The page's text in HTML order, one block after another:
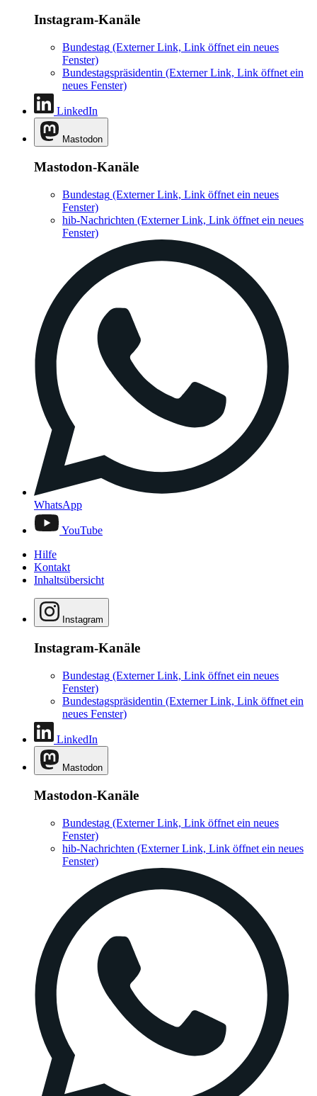
Instagram-Kanäle
Bundestag (Externer Link, Link öffnet ein neues
Fenster)
Bundestagspräsidentin (Externer Link, Link öffnet ein
neues Fenster)
LinkedIn
Mastodon
Mastodon-Kanäle
Bundestag (Externer Link, Link öffnet ein neues
Fenster)
hib-Nachrichten (Externer Link, Link öffnet ein neues
Fenster)
WhatsApp
YouTube
Hilfe
Kontakt
Inhaltsübersicht
Instagram
Instagram-Kanäle
Bundestag (Externer Link, Link öffnet ein neues
Fenster)
Bundestagspräsidentin (Externer Link, Link öffnet ein
neues Fenster)
LinkedIn
Mastodon
Mastodon-Kanäle
Bundestag (Externer Link, Link öffnet ein neues
Fenster)
hib-Nachrichten (Externer Link, Link öffnet ein neues
Fenster)